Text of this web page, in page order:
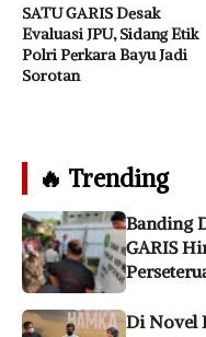
SATU GARIS Desak
Evaluasi JPU, Sidang Etik
Polri Perkara Bayu Jadi
Sorotan
🔥 Trending
Banding
GARIS
Di Novel